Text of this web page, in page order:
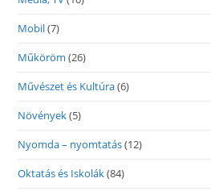
Mobil(7)
Műköröm (26)
Művészet és Kultúra(6)
Növények(5)
Nyomda – nyomtatás(12)
Oktatás és Iskolák(84)